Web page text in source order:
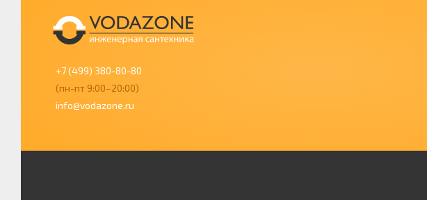
+7 (499) 380-80-80
(пн-пт 9:00–20:00)
info@vodazone.ru